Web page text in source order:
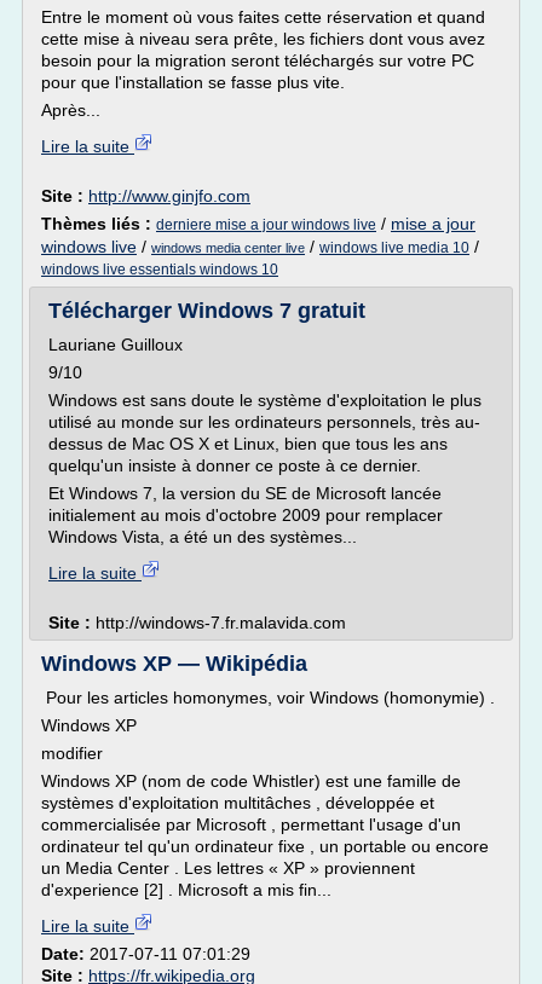
Entre le moment où vous faites cette réservation et quand
cette mise à niveau sera prête, les fichiers dont vous avez
besoin pour la migration seront téléchargés sur votre PC
pour que l'installation se fasse plus vite.
Après...
Lire la suite
Site : http://www.ginjfo.com
Thèmes liés : derniere mise a jour windows live / mise a jour
windows live / windows media center live / windows live media 10 /
windows live essentials windows 10
Télécharger Windows 7 gratuit
Lauriane Guilloux
9/10
Windows est sans doute le système d'exploitation le plus
utilisé au monde sur les ordinateurs personnels, très au-
dessus de Mac OS X et Linux, bien que tous les ans
quelqu'un insiste à donner ce poste à ce dernier.
Et Windows 7, la version du SE de Microsoft lancée
initialement au mois d'octobre 2009 pour remplacer
Windows Vista, a été un des systèmes...
Lire la suite
Site : http://windows-7.fr.malavida.com
Windows XP — Wikipédia
Pour les articles homonymes, voir Windows (homonymie) .
Windows XP
modifier
Windows XP (nom de code Whistler) est une famille de
systèmes d'exploitation multitâches , développée et
commercialisée par Microsoft , permettant l'usage d'un
ordinateur tel qu'un ordinateur fixe , un portable ou encore
un Media Center . Les lettres « XP » proviennent
d'experience [2] . Microsoft a mis fin...
Lire la suite
Date: 2017-07-11 07:01:29
Site : https://fr.wikipedia.org